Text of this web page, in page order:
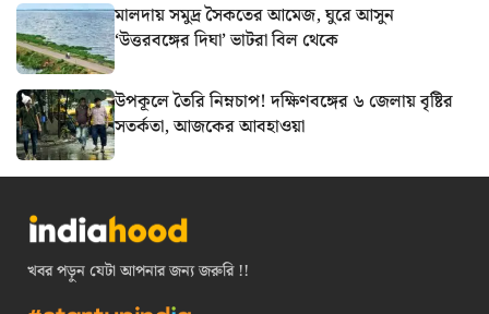
মালদায় সমুদ্র সৈকতের আমেজ, ঘুরে আসুন
‘উত্তরবঙ্গের দিঘা’ ভাটরা বিল থেকে
উপকূলে তৈরি নিম্নচাপ! দক্ষিণবঙ্গের ৬ জেলায় বৃষ্টির
সতর্কতা, আজকের আবহাওয়া
খবর পড়ুন যেটা আপনার জন্য জরুরি !!